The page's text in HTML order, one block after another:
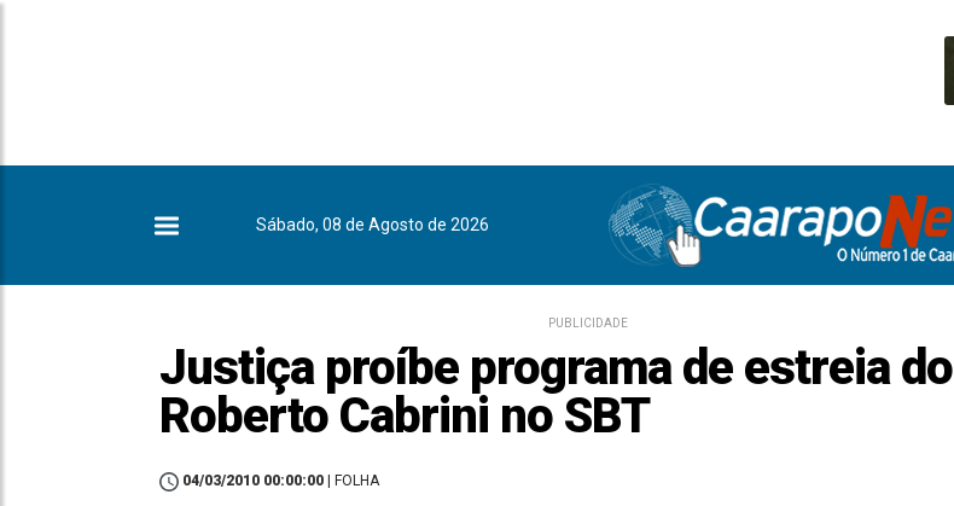
Sábado, 08 de Agosto de 2026
PUBLICIDADE
Justiça proíbe programa de estreia do
Roberto Cabrini no SBT
04/03/2010 00:00:00 | FOLHA